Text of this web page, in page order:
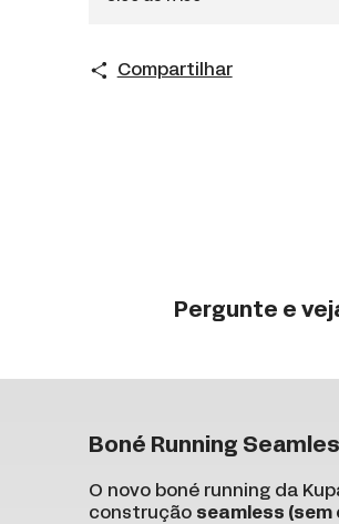
Compartilhar
Pergunte e
Boné Running
O novo boné running da
construção seamless